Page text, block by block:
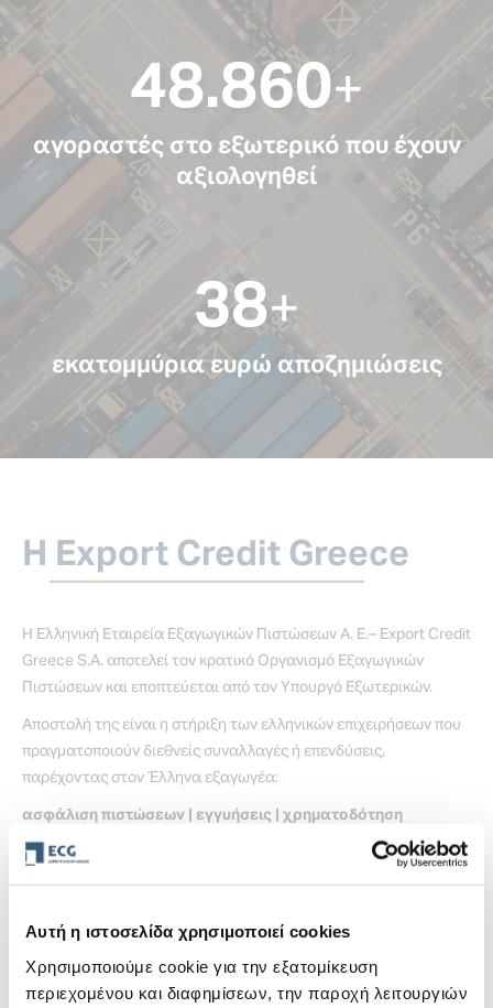
Αυτή η ιστοσελίδα χρησιμοποιεί cookies
Χρησιμοποιούμε cookie για την εξατομίκευση
περιεχομένου και διαφημίσεων, την παροχή λειτουργιών
53.129+
αγοραστές στο εξωτερικό που έχουν
αξιολογηθεί
42+
εκατομμύρια ευρώ αποζημιώσεις
Η Export Credit Greece
H Ελληνική Εταιρεία Εξαγωγικών Πιστώσεων Α. Ε.– Export Credit
Greece S.A. αποτελεί τον κρατικό Οργανισμό Eξαγωγικών
Πιστώσεων και εποπτεύεται από τον Υπουργό Εξωτερικών.
Αποστολή της είναι η στήριξη των ελληνικών επιχειρήσεων που
πραγματοποιούν διεθνείς συναλλαγές ή επενδύσεις,
παρέχοντας στον Έλληνα εξαγωγέα:
ασφάλιση πιστώσεων | εγγυήσεις | χρηματοδότηση
Στην Export Credit Greece παρέχουμε υπηρεσίες και προϊόντα